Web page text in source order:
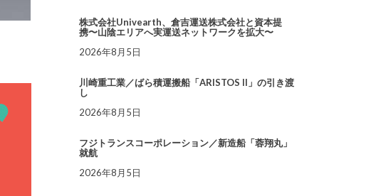
株式会社Univearth、倉吉運送株式会社と資本提
携〜山陰エリアへ実運送ネットワークを拡大〜
2026年8月5日
川崎重工業／ばら積運搬船「ARISTOS II」の引き渡
し
2026年8月5日
フジトランスコーポレーション／新造船「蓉翔丸」
就航
2026年8月5日